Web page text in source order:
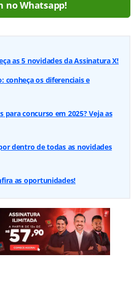
no Whatsapp!
as 5 novidades da Assinatura X!
conheça os diferenciais e
para concurso em 2025? Veja as
dentro de todas as novidades
as oportunidades!